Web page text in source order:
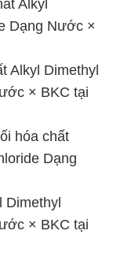
× BKC tại
Alkyl
Dạng Nước ×
chất Alkyl
Dạng Nước ×
Dimethyl
× BKC tại